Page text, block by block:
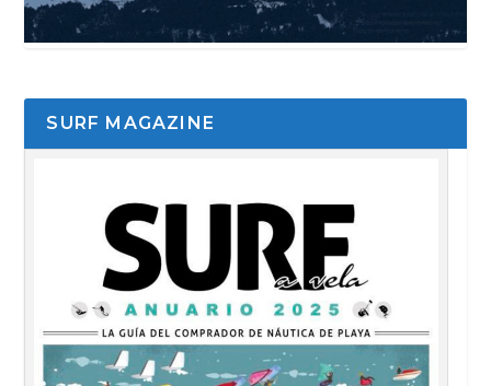
SURF MAGAZINE